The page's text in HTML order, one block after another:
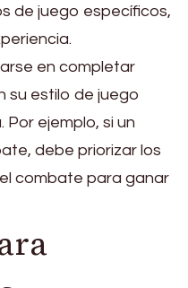
de juego específicos,
en completar
su estilo de juego
Por ejemplo, si un
debe priorizar los
combate para ganar